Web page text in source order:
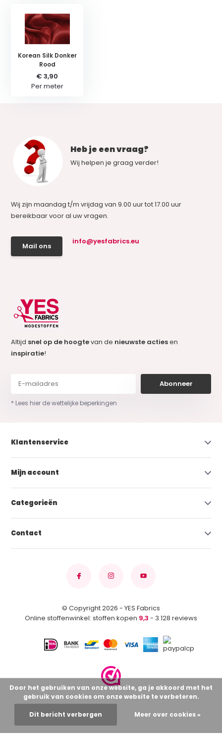
Korean Silk Donker
Rood
€ 3,90
Per meter
Heb je een vraag?
Wij helpen je graag verder!
Wij zijn maandag t/m vrijdag van 9.00 uur tot 17.00 uur
bereikbaar voor al uw vragen.
Mail ons
info@yesfabrics.eu
Altijd snel op de hoogtevan de nieuwste actiesen
inspiratie!
Abonneer
* Lees hier de wettelijke beperkingen
Klantenservice
Mijn account
Categorieën
Contact
© Copyright 2026 - YES Fabrics
Online stoffenwinkel: stoffen kopen 9,3 - 3.128 reviews
Door het gebruiken van onze website, ga je akkoord met het
gebruik van cookies om onze website te verbeteren.
Dit bericht verbergen Meer over cookies »